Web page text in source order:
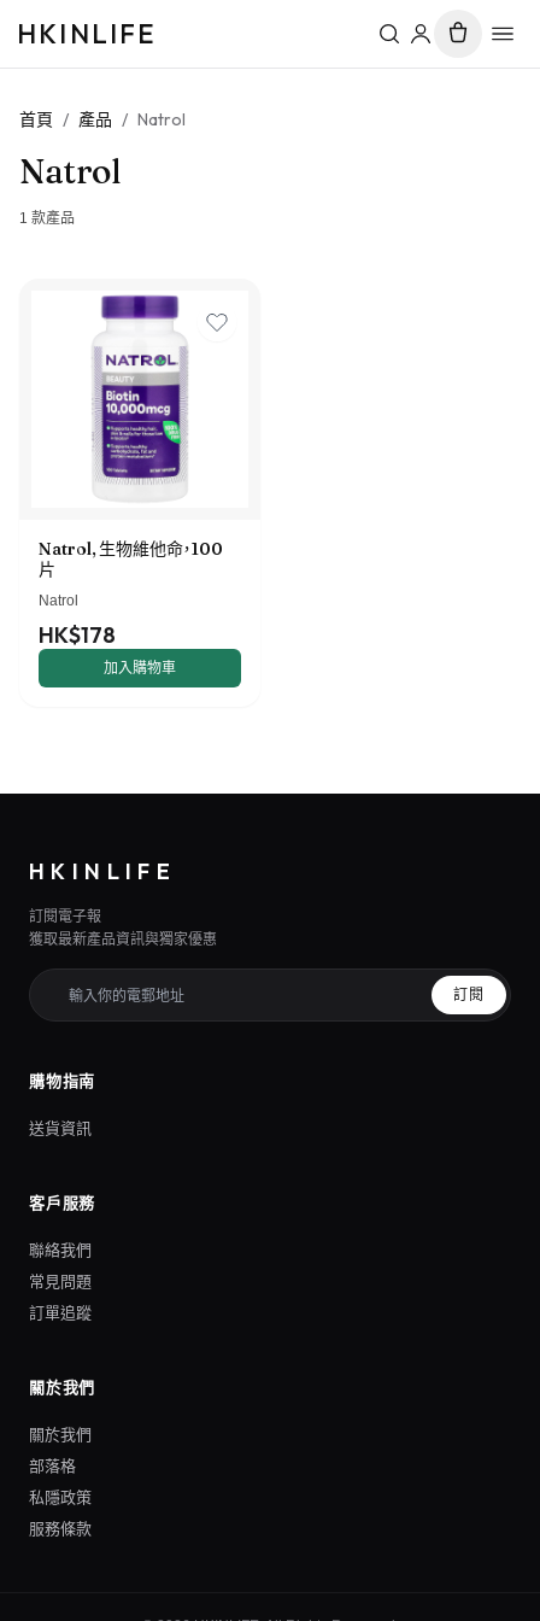
HKINLIFE
首頁 / 產品 / Natrol
Natrol
1 款產品
Natrol, 生物維他命，100
片
Natrol
HK$178
加入購物車
HKINLIFE
訂閱電子報
獲取最新產品資訊與獨家優惠
訂閱
購物指南
送貨資訊
客戶服務
聯絡我們
常見問題
訂單追蹤
關於我們
關於我們
部落格
私隱政策
服務條款